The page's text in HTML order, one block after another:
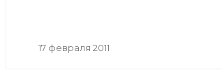
17 февраля 2011